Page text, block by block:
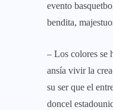
evento
bendita,
– Los colores se
ansía vivir la
su ser que el
doncel